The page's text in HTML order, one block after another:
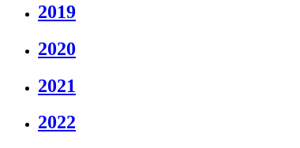
2019
2020
2021
2022